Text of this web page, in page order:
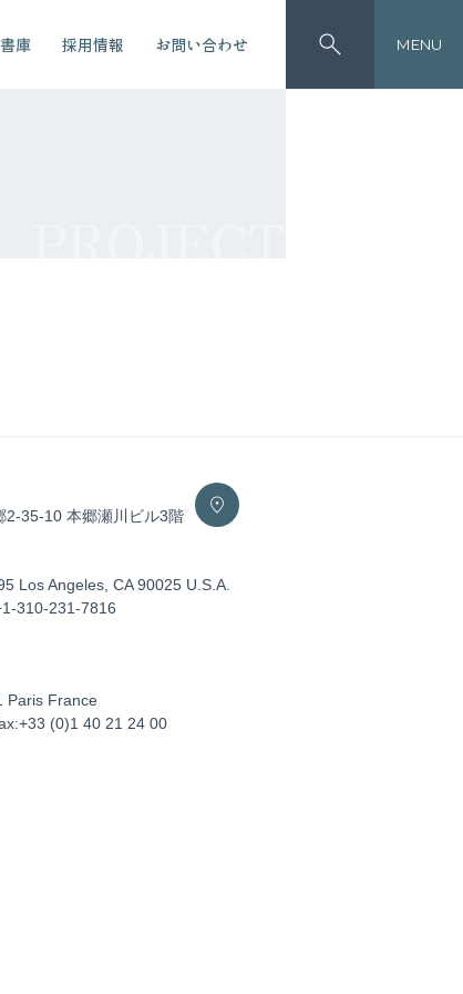
庫 採用情報 お問い合わせ MENU
2-35-10 本郷瀬川ビル3階
Los Angeles, CA 90025 U.S.A.
310-231-7816
Paris France
(0)1 40 21 24 00